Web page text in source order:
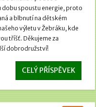
dobu spoustu energie, proto
a blbnutí na dětském
výletu v Žebráku, kde
tříšť. Děkujeme za
dobrodružství!
CELÝ PŘÍSPĚVEK